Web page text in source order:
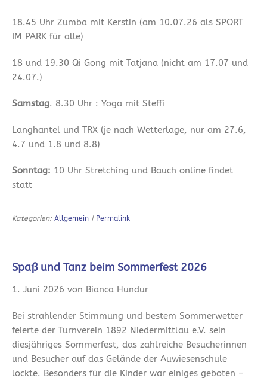
18.45 Uhr Zumba mit Kerstin (am 10.07.26 als SPORT
IM PARK für alle)
18 und 19.30 Qi Gong mit Tatjana (nicht am 17.07 und
24.07.)
Samstag. 8.30 Uhr : Yoga mit Steffi
Langhantel und TRX (je nach Wetterlage, nur am 27.6,
4.7 und 1.8 und 8.8)
Sonntag: 10 Uhr Stretching und Bauch online findet
statt
Kategorien: Allgemein | Permalink
Spaß und Tanz beim Sommerfest 2026
1. Juni 2026 von Bianca Hundur
Bei strahlender Stimmung und bestem Sommerwetter
feierte der Turnverein 1892 Niedermittlau e.V. sein
diesjähriges Sommerfest, das zahlreiche Besucherinnen
und Besucher auf das Gelände der Auwiesenschule
lockte. Besonders für die Kinder war einiges geboten –